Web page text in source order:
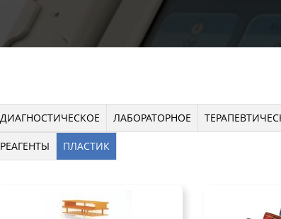
ДИАГНОСТИЧЕСКОЕ ЛАБОРАТОРНОЕ
РЕАГЕНТЫ ПЛАСТИК